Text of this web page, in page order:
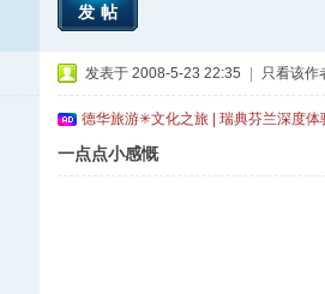
发帖
发表于 2008-5-23 22:35 只看该作
德华旅游✳文化之旅 | 瑞典芬兰深度
一点点小感慨